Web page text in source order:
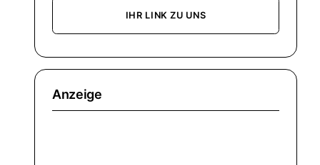
IHR LINK ZU UNS
Anzeige